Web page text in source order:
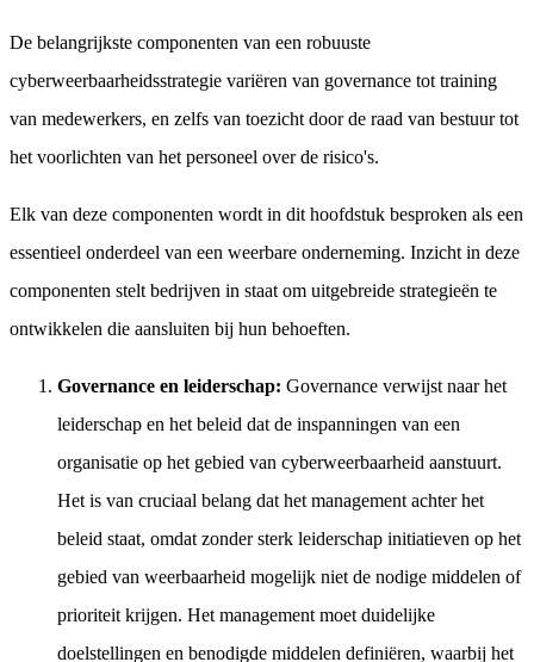
De belangrijkste componenten van een robuuste
cyberweerbaarheidsstrategie variëren van governance tot training
van medewerkers, en zelfs van toezicht door de raad van bestuur tot
het voorlichten van het personeel over de risico's.
Elk van deze componenten wordt in dit hoofdstuk besproken als een
essentieel onderdeel van een weerbare onderneming. Inzicht in deze
componenten stelt bedrijven in staat om uitgebreide strategieën te
ontwikkelen die aansluiten bij hun behoeften.
Governance en leiderschap: Governance verwijst naar het
leiderschap en het beleid dat de inspanningen van een
organisatie op het gebied van cyberweerbaarheid aanstuurt.
Het is van cruciaal belang dat het management achter het
beleid staat, omdat zonder sterk leiderschap initiatieven op het
gebied van weerbaarheid mogelijk niet de nodige middelen of
prioriteit krijgen. Het management moet duidelijke
doelstellingen en benodigde middelen definiëren, waarbij het